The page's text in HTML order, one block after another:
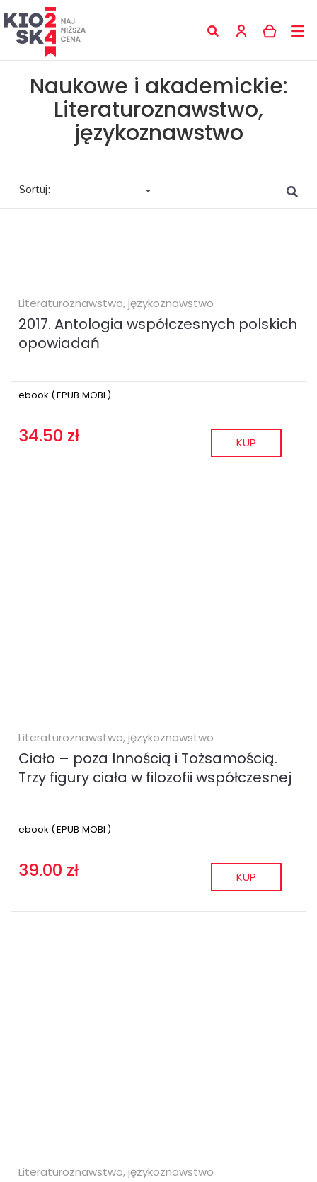
Naukowe i akademickie:
Literaturoznawstwo,
językoznawstwo
Sortuj:
Literaturoznawstwo, językoznawstwo
2017. Antologia współczesnych polskich
opowiadań
ebook (EPUB MOBI )
34.50 zł KUP
Literaturoznawstwo, językoznawstwo
Ciało – poza Innością i Tożsamością.
Trzy figury ciała w filozofii współczesnej
ebook (EPUB MOBI )
39.00 zł KUP
Literaturoznawstwo, językoznawstwo